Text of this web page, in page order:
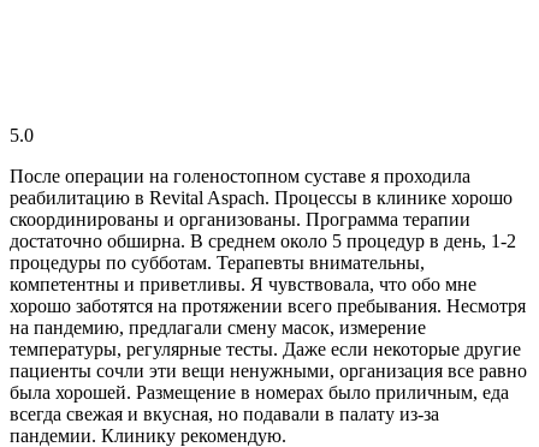
5.0
После операции на голеностопном суставе я проходила
реабилитацию в Revital Aspach. Процессы в клинике хорошо
скоординированы и организованы. Программа терапии
достаточно обширна. В среднем около 5 процедур в день, 1-2
процедуры по субботам. Терапевты внимательны,
компетентны и приветливы. Я чувствовала, что обо мне
хорошо заботятся на протяжении всего пребывания. Несмотря
на пандемию, предлагали смену масок, измерение
температуры, регулярные тесты. Даже если некоторые другие
пациенты сочли эти вещи ненужными, организация все равно
была хорошей. Размещение в номерах было приличным, еда
всегда свежая и вкусная, но подавали в палату из-за
пандемии. Клинику рекомендую.